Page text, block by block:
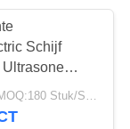
12
Schijf
Ultrasone
van
Hydrofoon